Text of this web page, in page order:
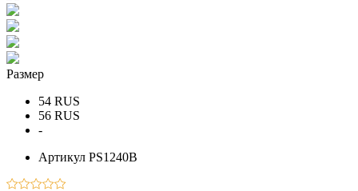
Размер
54 RUS
56 RUS
-
Артикул PS1240B